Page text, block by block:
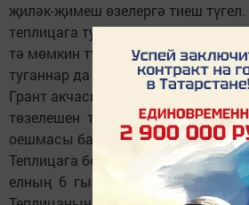
җиләк-җимеш өзелергә тиеш
теплицага тукталдым. Эшне бер
тә мөмкин түгел. Күмәкләшеп
туганнар да гел шушында мәш
Грант акчасын Эльмира 2018 елда
төзелешен тимерче Игорь
оешмасы башкарeЛилия
Теплицага беренче орлык –
елның 6 гыйнварында